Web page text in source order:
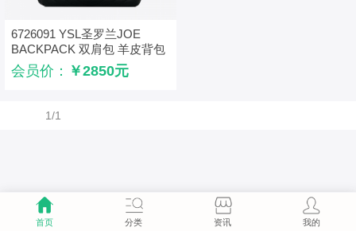
6726091 YSL圣罗兰JOE
BACKPACK 双肩包 羊皮背包
黑色
会员价： ￥2850元
1/1
首页 分类 资讯 我的